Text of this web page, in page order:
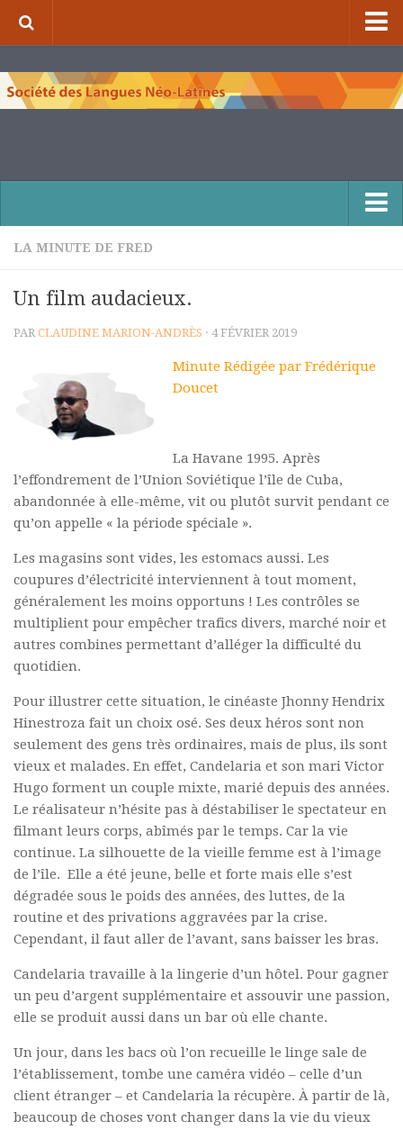
À propos de la S.L.N.L.
Nous contacter
Numéros de la revue de la S.L.N.L.
Compléments à la revue de la S.L.N.L.
Matins pédagogiques de la S.L.N.L.
Polifonia
Rapports
Agrégation et Capes
CPGE
« Au menu »
Actualités
Annonces
Minutes de Fred
Vous abonner
Commander un numéro PDF
Commander un numéro papier
Pour publier / Normes
Pour publier
Normes typographiques
LA MINUTE DE FRED
Un film audacieux.
PAR CLAUDINE MARION-ANDRÈS · 4 FÉVRIER 2019
Minute Rédigée par Frédérique
Doucet
La Havane 1995. Après
l’effondrement de l’Union Soviétique l’île de Cuba,
abandonnée à elle-même, vit ou plutôt survit pendant ce
qu’on appelle « la période spéciale ».
Les magasins sont vides, les estomacs aussi. Les
coupures d’électricité interviennent à tout moment,
généralement les moins opportuns ! Les contrôles se
multiplient pour empêcher trafics divers, marché noir et
autres combines permettant d’alléger la difficulté du
quotidien.
Pour illustrer cette situation, le cinéaste Jhonny Hendrix
Hinestroza fait un choix osé. Ses deux héros sont non
seulement des gens très ordinaires, mais de plus, ils sont
vieux et malades. En effet, Candelaria et son mari Victor
Hugo forment un couple mixte, marié depuis des années.
Le réalisateur n’hésite pas à déstabiliser le spectateur en
filmant leurs corps, abîmés par le temps. Car la vie
continue. La silhouette de la vieille femme est à l’image
de l’île. Elle a été jeune, belle et forte mais elle s’est
dégradée sous le poids des années, des luttes, de la
routine et des privations aggravées par la crise.
Cependant, il faut aller de l’avant, sans baisser les bras.
Candelaria travaille à la lingerie d’un hôtel. Pour gagner
un peu d’argent supplémentaire et assouvir une passion,
elle se produit aussi dans un bar où elle chante.
Un jour, dans les bacs où l’on recueille le linge sale de
l’établissement, tombe une caméra vidéo – celle d’un
client étranger – et Candelaria la récupère. À partir de là,
beaucoup de choses vont changer dans la vie du vieux